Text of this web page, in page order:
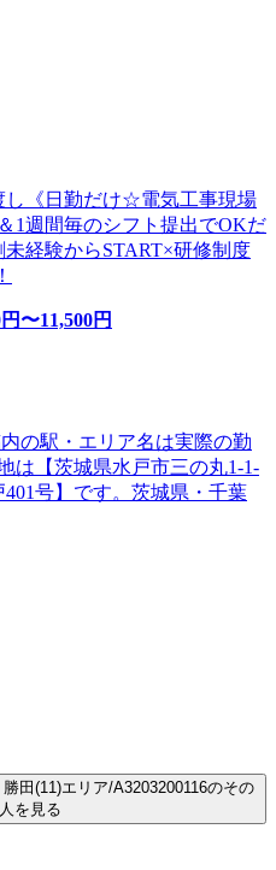
し《日勤だけ☆電気工事現場
1週間毎のシフト提出でOKだ
経験からSTART×研修制度
円〜11,500円
の駅・エリア名は実際の勤
は【茨城県水戸市三の丸1-1-
号】です。茨城県・千葉
田(11)エリア/A3203200116のその
を見る